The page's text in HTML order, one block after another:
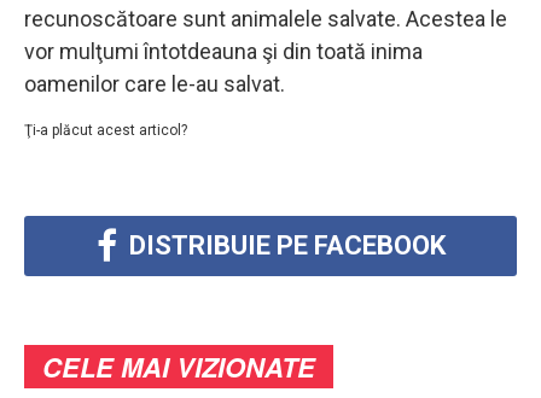
recunoscătoare sunt animalele salvate. Acestea le
vor mulţumi întotdeauna şi din toată inima
oamenilor care le-au salvat.
Ţi-a plăcut acest articol?
DISTRIBUIE PE FACEBOOK
CELE MAI VIZIONATE